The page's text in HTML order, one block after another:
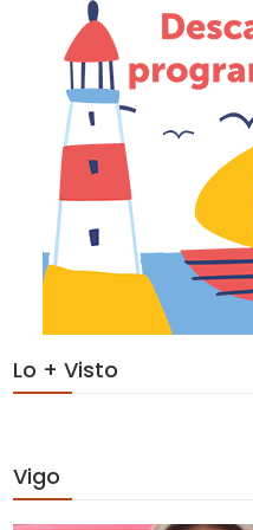
Lo + Visto
Vigo